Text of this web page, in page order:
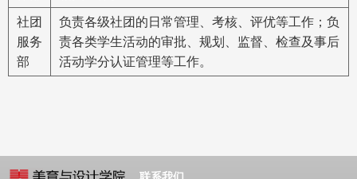
社团
服务
部
负责各级社团的日常管理、考核、评优等工作；负
责各类学生活动的审批、规划、监督、检查及事后
活动学分认证管理等工作。